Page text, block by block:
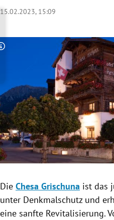
Untermenü
Untermenü
Untermenü
Untermenü
Untermenü
Untermenü
Untermenü
15.02.2023, 15:09
Copyright-Hinweis öffnen/
Die Chesa Grischuna ist das
unter Denkmalschutz und
eine sanfte Revitalisierung.